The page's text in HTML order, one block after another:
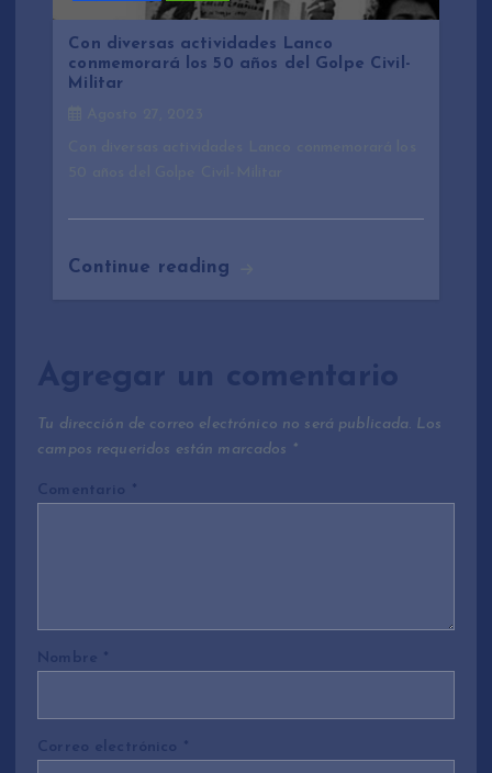
Con diversas actividades Lanco
conmemorará los 50 años del Golpe Civil-
Militar
Continue reading
Agregar un comentario
Tu dirección de correo electrónico no será publicada. Los
campos requeridos están marcados *
Comentario *
Nombre *
Correo electrónico *